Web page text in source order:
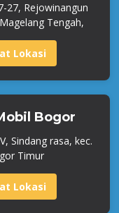
27, Rejowinangun
Tengah,
Lokasi
Bogor
Sindang rasa, kec.
Timur
Lokasi